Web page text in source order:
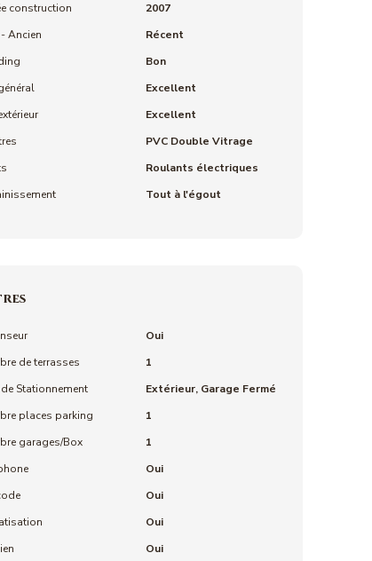
construction
2007
Ancien
Récent
Bon
Excellent
Excellent
PVC Double Vitrage
Roulants électriques
Tout à l'égout
Oui
de terrasses
1
de Stationnement
Extérieur, Garage Fermé
places parking
1
garages/Box
1
Oui
Oui
Oui
Oui